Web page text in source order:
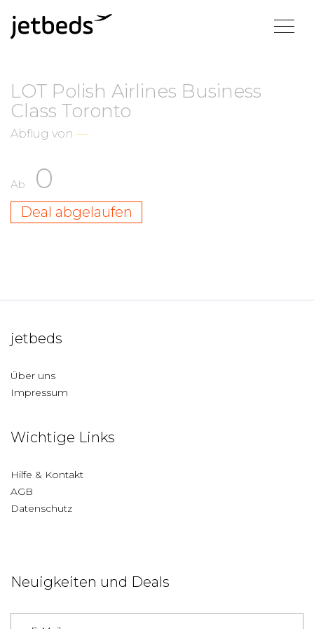
LOT Polish Airlines Business
Class Toronto
Abflug von —
Ab 0
Deal abgelaufen
jetbeds
Über uns
Impressum
Wichtige Links
Hilfe & Kontakt
AGB
Datenschutz
Neuigkeiten und Deals